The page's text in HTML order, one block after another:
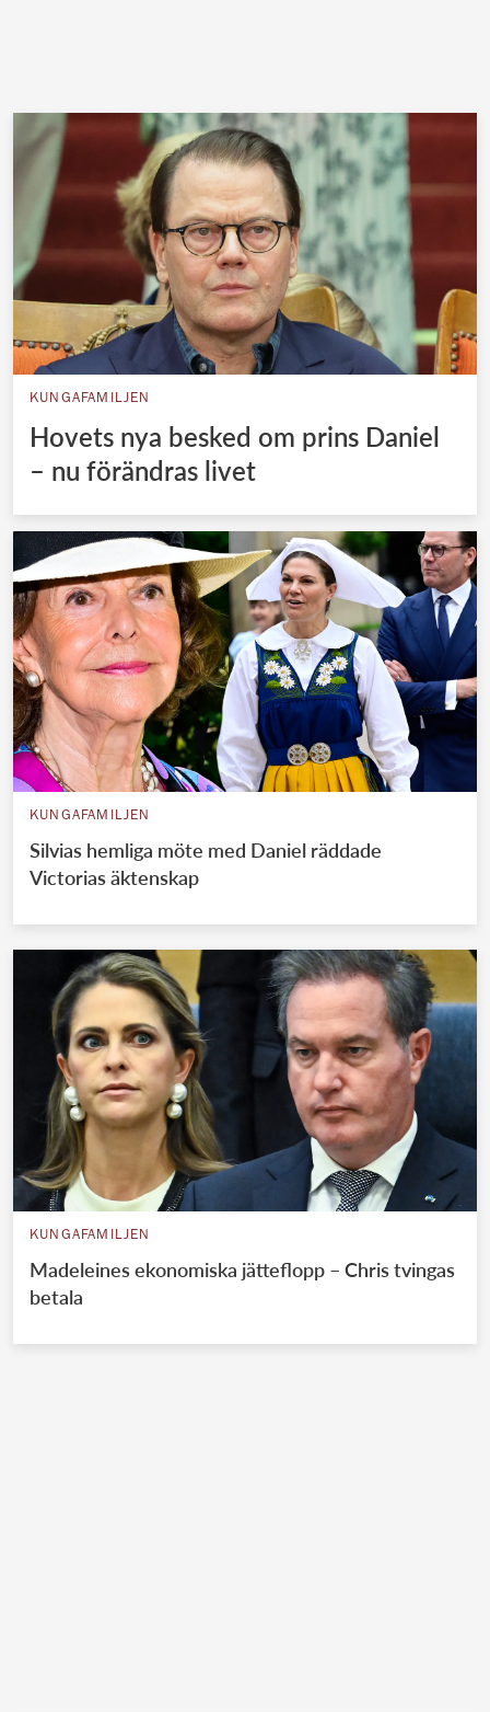
KUNGAFAMILJEN
Hovets nya besked om prins Daniel
– nu förändras livet
KUNGAFAMILJEN
Silvias hemliga möte med Daniel räddade
Victorias äktenskap
KUNGAFAMILJEN
Madeleines ekonomiska jätteflopp – Chris tvingas
betala